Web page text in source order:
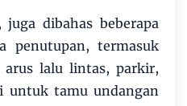
dibahas beberapa
penutupan, termasuk
arus lalu lintas, parkir,
untuk tamu undangan